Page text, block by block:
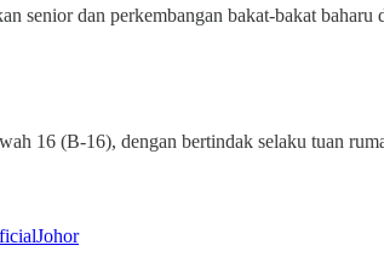
senior dan perkembangan bakat-bakat baharu
16 (B-16), dengan bertindak selaku tuan